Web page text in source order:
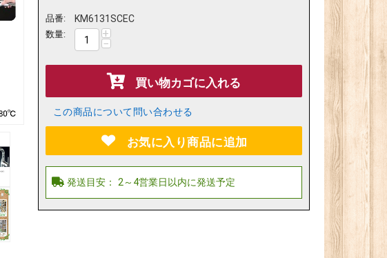
品番: KM6131SCEC
数量: +
−
買い物カゴに入れる
この商品について問い合わせる
お気に入り商品に追加